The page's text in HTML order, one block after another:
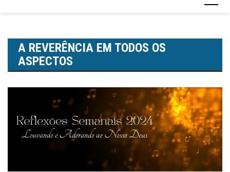
A REVERÊNCIA EM TODOS OS
ASPECTOS